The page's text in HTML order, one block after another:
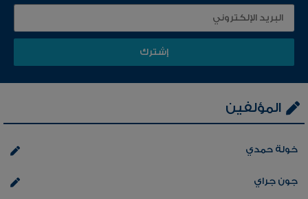
المؤلفين
خولة حمدي
جون جراي